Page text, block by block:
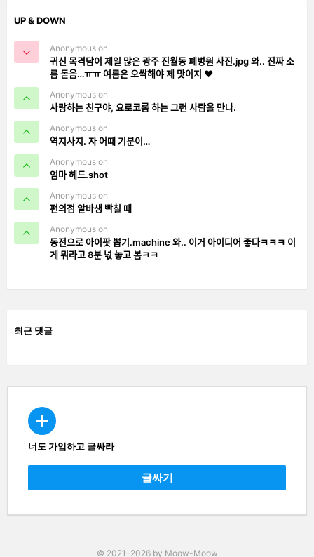
UP & DOWN
Anonymous on
귀신 목격담이 제일 많은 광주 진월동 폐병원 사진.jpg 와.. 진짜 소
름 돋음…ㅠㅠ 여름은 오싹해야 제 맛이지 ❤️
Anonymous on
사랑하는 친구야, 요로코롬 하는 그런 사람을 만나.
Anonymous on
역지사지. 자 어때 기분이…
Anonymous on
엄마 헤드.shot
Anonymous on
편의점 알바생 빡칠 때
Anonymous on
동전으로 아이팟 뽑기.machine 와.. 이거 아이디어 좋다ㅋㅋㅋ 이
게 뭐라고 8분 넋 놓고 봄ㅋㅋ
최근 댓글
CREATE
너도 가입하고 글싸라
글싸기
© 2021-2026 by Moow-Moow